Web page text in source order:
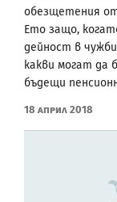
обезщетения
Ето защо,
дейност в
какви могат да
бъдещи
18 Април 2018